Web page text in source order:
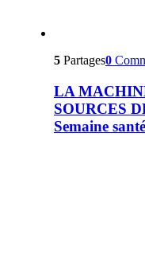
5 Partages0
LA
SOURCES
Semaine